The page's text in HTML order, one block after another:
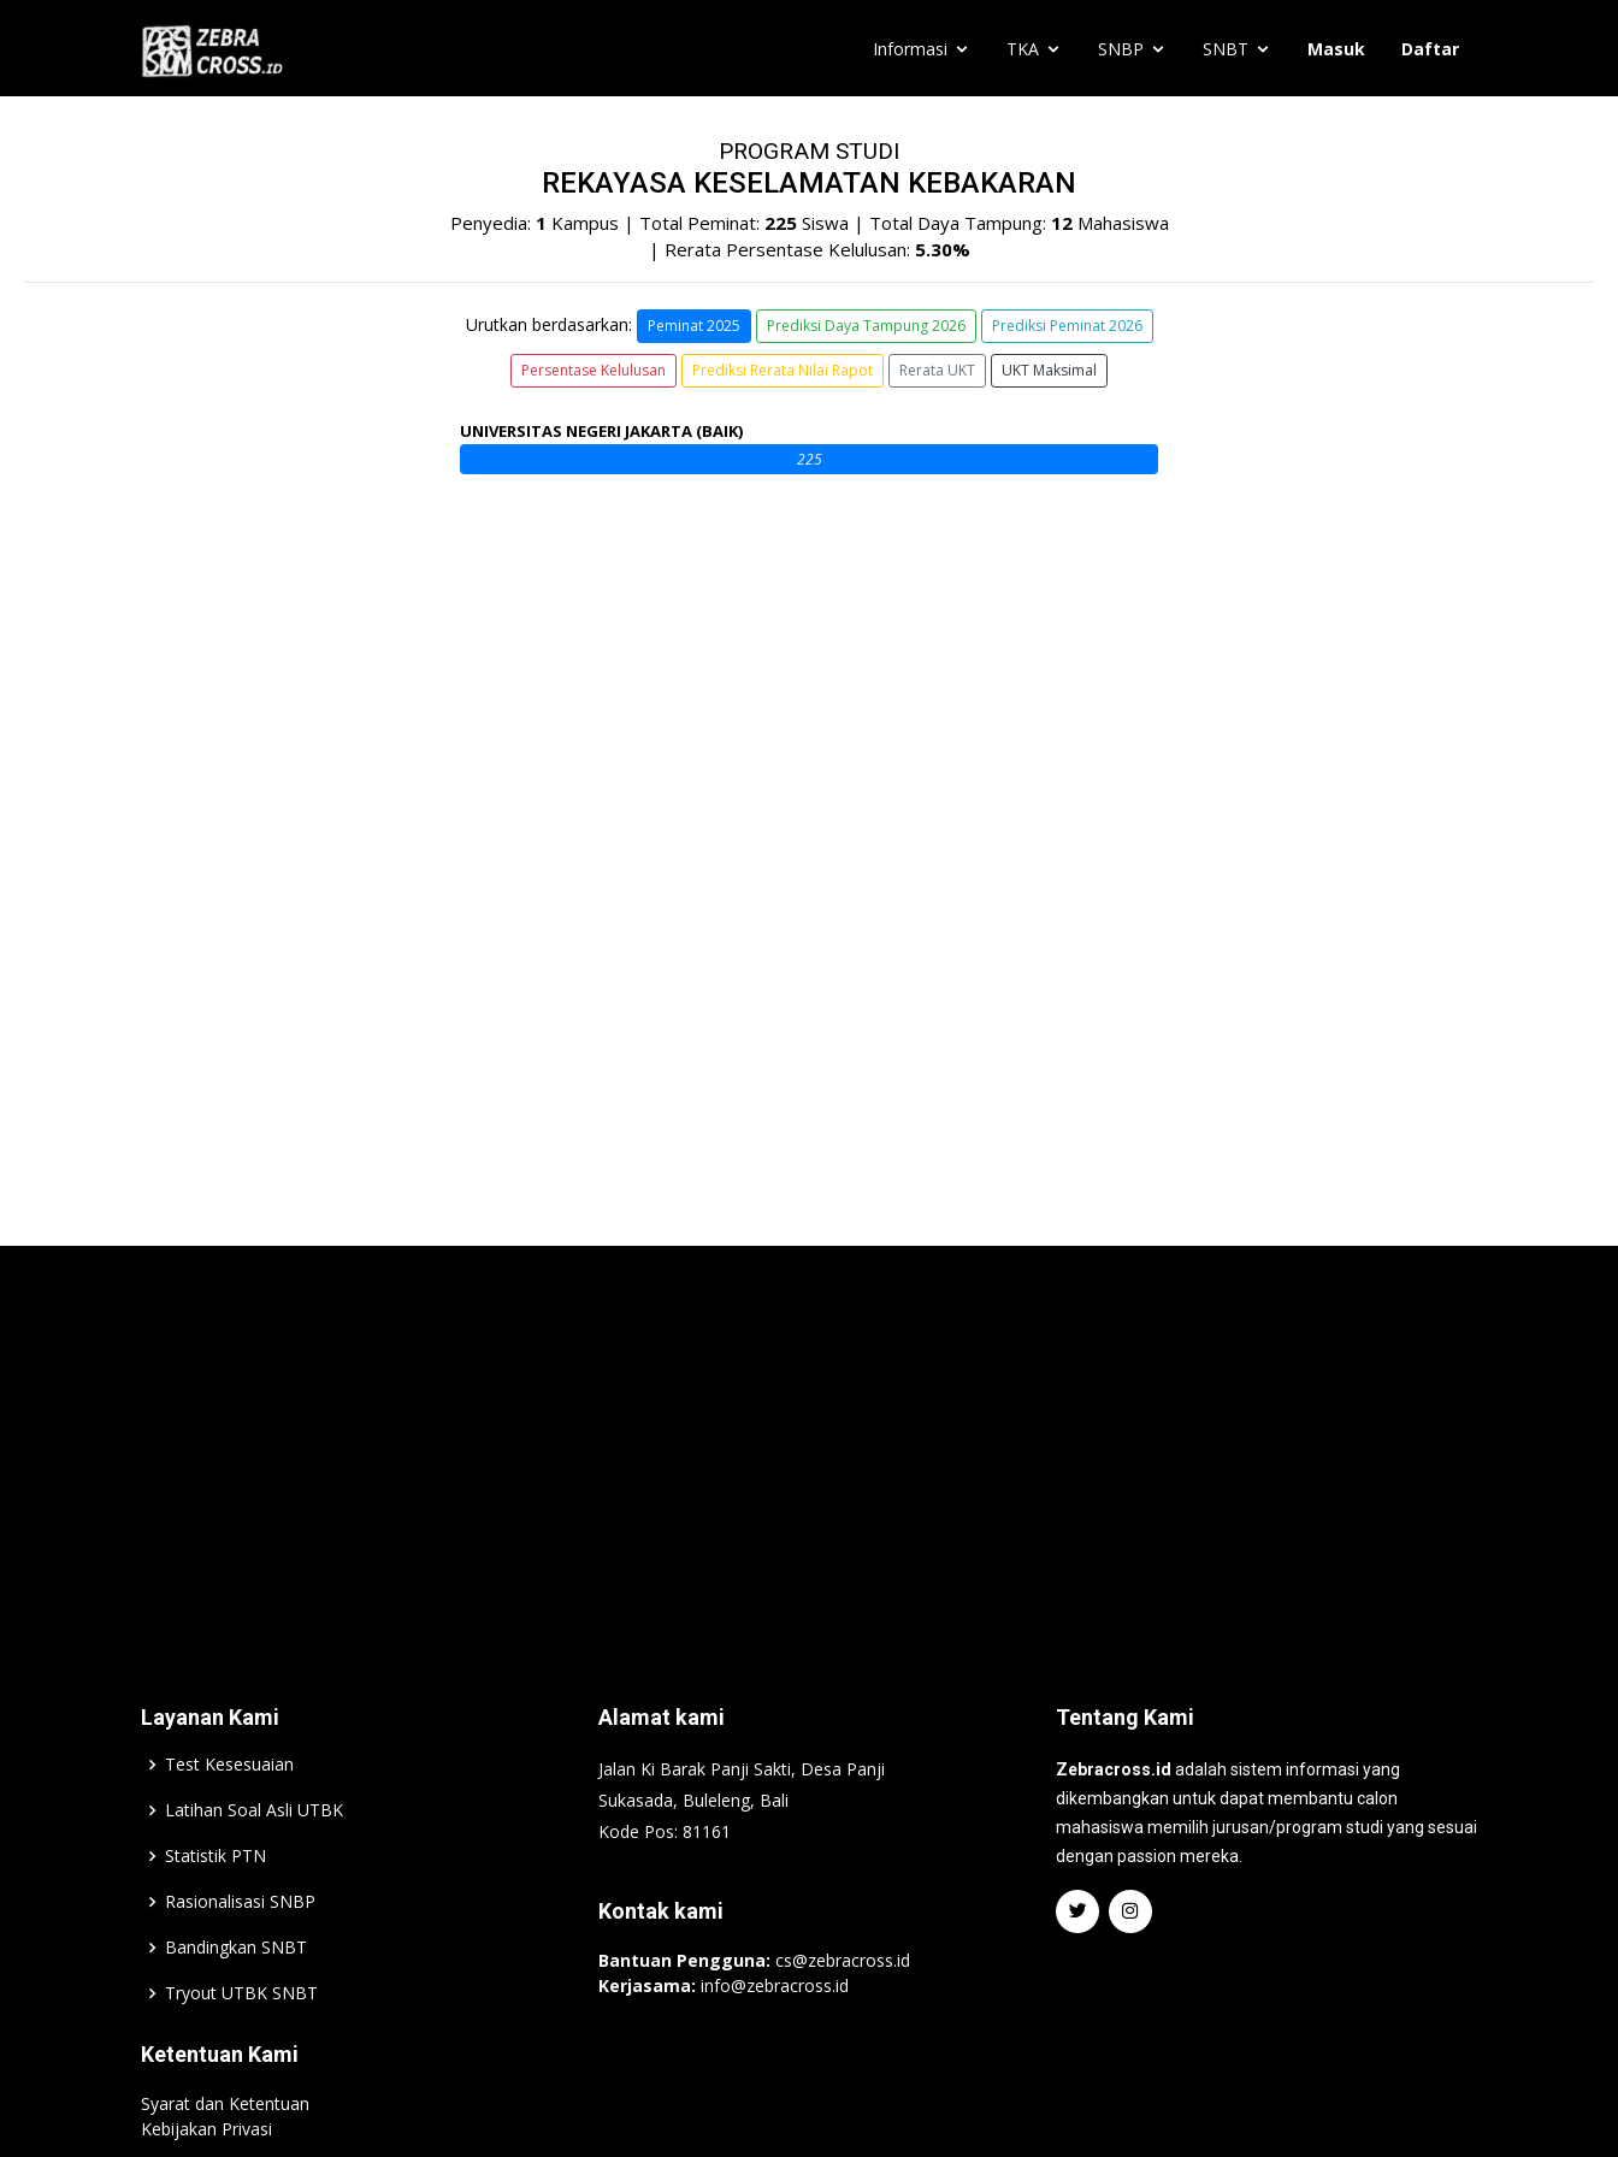
Informasi TKA SNBP SNBT Masuk Daftar
PROGRAM STUDI
REKAYASA KESELAMATAN KEBAKARAN
Penyedia: 1 Kampus | Total Peminat: 225Siswa | Total Daya Tampung: 12Mahasiswa
| Rerata Persentase Kelulusan: 5.30%
Urutkan berdasarkan: Peminat 2025 Prediksi Daya Tampung 2026 Prediksi Peminat 2026
Persentase Kelulusan Prediksi Rerata Nilai Rapot Rerata UKT UKT Maksimal
UNIVERSITAS NEGERI JAKARTA (BAIK)
225
Layanan Kami
Test Kesesuaian
Latihan Soal Asli UTBK
Statistik PTN
Rasionalisasi SNBP
Bandingkan SNBT
Tryout UTBK SNBT
Ketentuan Kami
Syarat dan Ketentuan
Kebijakan Privasi
Alamat kami
Jalan Ki Barak Panji Sakti, Desa Panji
Sukasada, Buleleng, Bali
Kode Pos: 81161
Kontak kami
Bantuan Pengguna: cs@zebracross.id
Kerjasama: info@zebracross.id
Tentang Kami
Zebracross.id adalah sistem informasi yang
dikembangkan untuk dapat membantu calon
mahasiswa memilih jurusan/program studi yang sesuai
dengan passion mereka.